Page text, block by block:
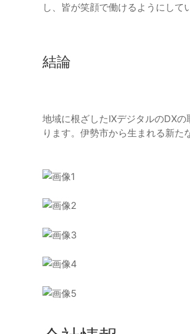
し、皆が笑顔で働けるようにして
結論
地域に根ざしたIXデジタルのDX
ります。伊勢市から生まれる新た